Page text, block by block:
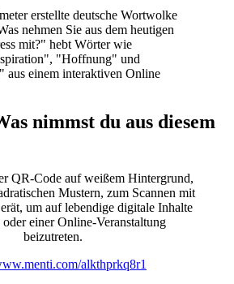
nimmst du aus diesem
alkthprkq8r1